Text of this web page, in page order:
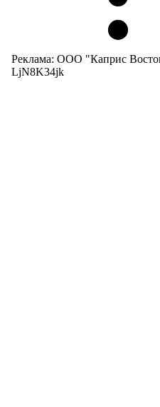
Реклама: ООО "Каприс
LjN8K34jk